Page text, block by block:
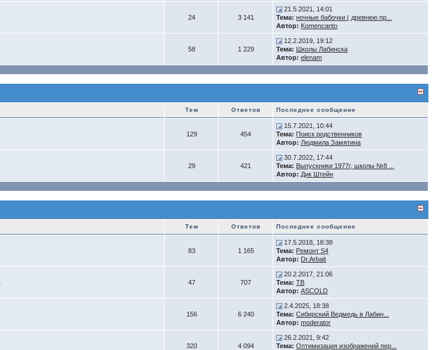
24 3 141
21.5.2021, 14:01
Тема: ночные бабочки ( древнею пр...
Автор: Komencanto
58 1 229
12.2.2019, 19:12
Тема: Школы Лабинска
Автор: elenam
Тем Ответов Последнее сообщение
129 454
15.7.2021, 10:44
Тема: Поиск родственников
Автор: Людмила Замятина
29 421
30.7.2022, 17:44
Тема: Выпускники 1977г, школы №8 ...
Автор: Дик Штейн
Тем Ответов Последнее сообщение
83 1 165
17.5.2018, 18:38
Тема: Ремонт S4
Автор: Dr.Arbait
47 707
20.2.2017, 21:06
Тема: ТВ
Автор: ASCOLD
156 6 240
2.4.2025, 18:38
Тема: Сибирский Ведмедь в Лабин...
Автор: moderator
320 4 094
26.2.2021, 9:42
Тема: Оптимизация изображений пер...